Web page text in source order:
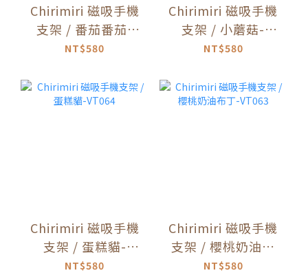
Chirimiri 磁吸手機
支架 / 番茄番茄-
VT066
NT$580
Chirimiri 磁吸手機
支架 / 小蘑菇-
VT065
NT$580
Chirimiri 磁吸手機
支架 / 蛋糕貓-
VT064
NT$580
Chirimiri 磁吸手機
支架 / 櫻桃奶油布
丁-VT063
NT$580